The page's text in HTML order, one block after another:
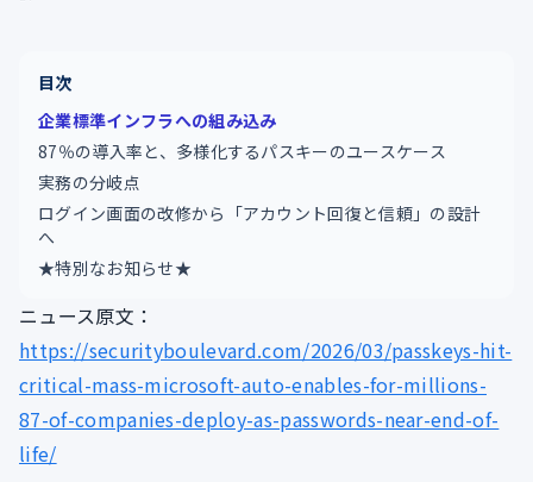
目次
企業標準インフラへの組み込み
87％の導入率と、多様化するパスキーのユースケース
実務の分岐点
ログイン画面の改修から「アカウント回復と信頼」の設計
へ
★特別なお知らせ★
ニュース原文：
https://securityboulevard.com/2026/03/passkeys-hit-
critical-mass-microsoft-auto-enables-for-millions-
87-of-companies-deploy-as-passwords-near-end-of-
life/